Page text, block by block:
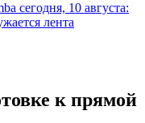
сегодня, 10 августа:
лента
к прямой